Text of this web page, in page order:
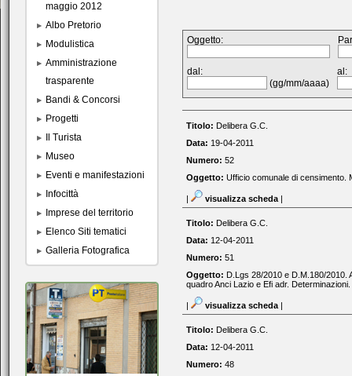
maggio 2012
Albo Pretorio
Modulistica
Amministrazione
trasparente
Bandi & Concorsi
Progetti
Il Turista
Museo
Eventi e manifestazioni
Infocittà
Imprese del territorio
Elenco Siti tematici
Galleria Fotografica
Oggetto:
dal:
(gg/mm/aaaa)
al:
Titolo: Delibera G.C.
Data: 19-04-2011
Numero: 52
Oggetto: Ufficio comunale di censimento.
| visualizza scheda |
Titolo: Delibera G.C.
Data: 12-04-2011
Numero: 51
Oggetto: D.Lgs 28/2010 e D.M.180/2010.
quadro Anci Lazio e Efi adr. Determinazioni.
| visualizza scheda |
Titolo: Delibera G.C.
Data: 12-04-2011
Numero: 48